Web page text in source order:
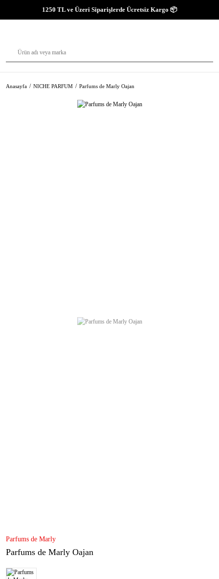
1250 TL ve Üzeri Siparişlerde Ücretsiz Kargo 📦
Anasayfa NICHE PARFUM Parfums de Marly Oajan
Parfums de Marly
Parfums de Marly Oajan